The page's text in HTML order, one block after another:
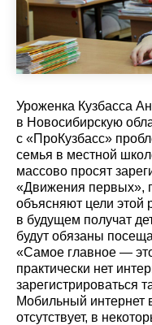
Уроженка Кузбасса
в Новосибирскую
с «ПроКузбасс»
семья в местной
массово просят
«Движения первых»,
объясняют цели этой
в будущем получат
будут обязаны
«Самое главное —
практически нет
зарегистрироваться
Мобильный интернет
отсутствует, в